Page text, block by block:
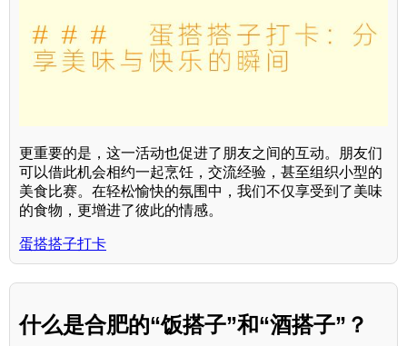
更重要的是，这一活动也促进了朋友之间的互动。朋友们
可以借此机会相约一起烹饪，交流经验，甚至组织小型的
美食比赛。在轻松愉快的氛围中，我们不仅享受到了美味
的食物，更增进了彼此的情感。
蛋搭搭子打卡
什么是合肥的“饭搭子”和“酒搭子”？